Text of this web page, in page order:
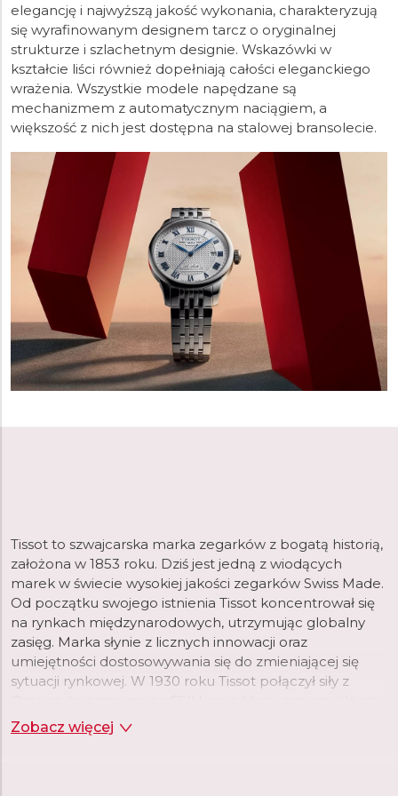
elegancję i najwyższą jakość wykonania, charakteryzują
się wyrafinowanym designem tarcz o oryginalnej
strukturze i szlachetnym designie. Wskazówki w
kształcie liści również dopełniają całości eleganckiego
wrażenia. Wszystkie modele napędzane są
mechanizmem z automatycznym naciągiem, a
większość z nich jest dostępna na stalowej bransolecie.
Tissot to szwajcarska marka zegarków z bogatą historią,
założona w 1853 roku. Dziś jest jedną z wiodących
marek w świecie wysokiej jakości zegarków Swiss Made.
Od początku swojego istnienia Tissot koncentrował się
na rynkach międzynarodowych, utrzymując globalny
zasięg. Marka słynie z licznych innowacji oraz
umiejętności dostosowywania się do zmieniającej się
sytuacji rynkowej. W 1930 roku Tissot połączył siły z
do powstania Swatch Group.
Zobacz więcej